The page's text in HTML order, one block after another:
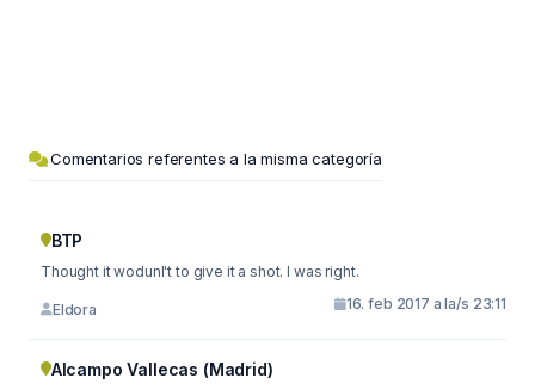
Comentarios referentes a la misma categoría
BTP
Thought it wodunl't to give it a shot. I was right.
Eldora 16. feb 2017 a la/s 23:11
Alcampo Vallecas (Madrid)